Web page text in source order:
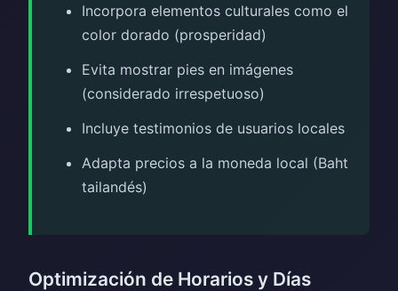
Incorpora elementos culturales como el
color dorado (prosperidad)
Evita mostrar pies en imágenes
(considerado irrespetuoso)
Incluye testimonios de usuarios locales
Adapta precios a la moneda local (Baht
tailandés)
Optimización de Horarios y Días